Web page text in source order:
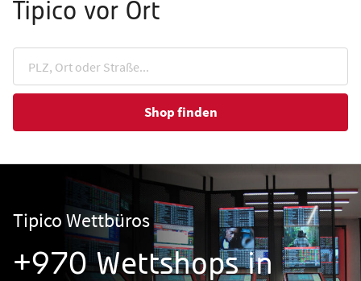
Tipico vor Ort
Shop finden
Tipico Wettbüros
+970 Wettshops in